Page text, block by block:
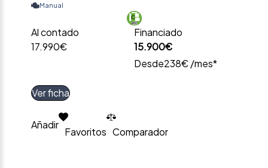
Manual
Al contado
17.990€
Financiado
15.900€
Desde238€ /mes*
Ver ficha
Añadir
Favoritos Comparador